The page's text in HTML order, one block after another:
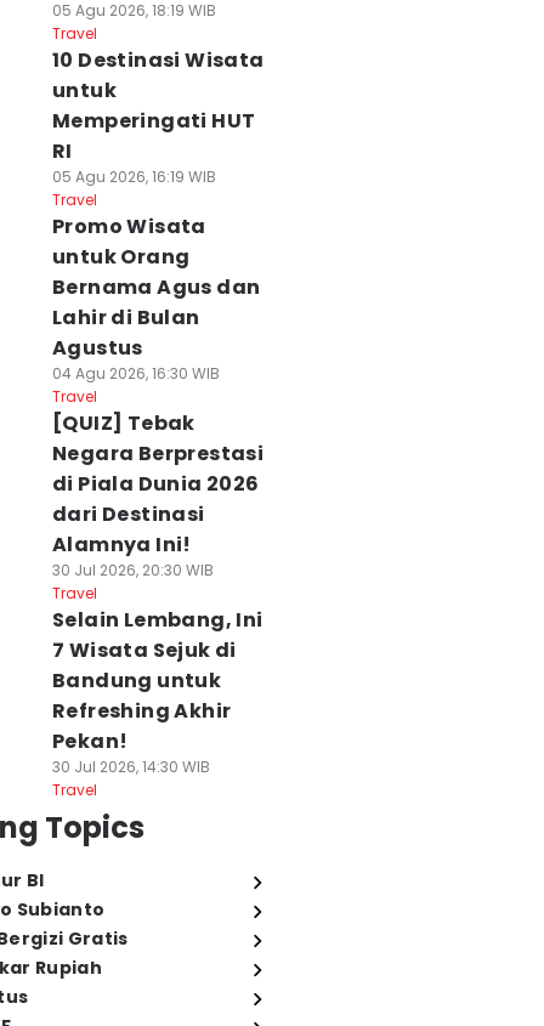
05 Agu 2026, 18:19 WIB
Travel
10 Destinasi Wisata
untuk
Memperingati HUT
RI
05 Agu 2026, 16:19 WIB
Travel
Promo Wisata
untuk Orang
Bernama Agus dan
Lahir di Bulan
Agustus
04 Agu 2026, 16:30 WIB
Travel
[QUIZ] Tebak
Negara Berprestasi
di Piala Dunia 2026
dari Destinasi
Alamnya Ini!
30 Jul 2026, 20:30 WIB
Travel
Selain Lembang, Ini
7 Wisata Sejuk di
Bandung untuk
Refreshing Akhir
Pekan!
30 Jul 2026, 14:30 WIB
Travel
Topics
BI
Subianto
Gratis
Rupiah